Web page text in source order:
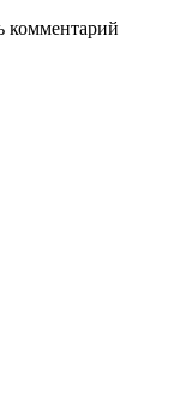
комментарий